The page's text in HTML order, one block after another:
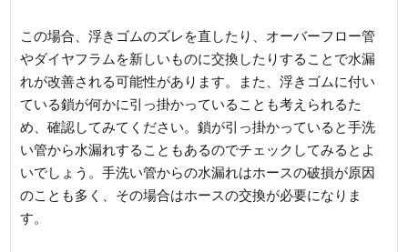
この場合、浮きゴムのズレを直したり、オーバーフロー管
やダイヤフラムを新しいものに交換したりすることで水漏
れが改善される可能性があります。また、浮きゴムに付い
ている鎖が何かに引っ掛かっていることも考えられるた
め、確認してみてください。鎖が引っ掛かっていると手洗
い管から水漏れすることもあるのでチェックしてみるとよ
いでしょう。手洗い管からの水漏れはホースの破損が原因
のことも多く、その場合はホースの交換が必要になりま
す。